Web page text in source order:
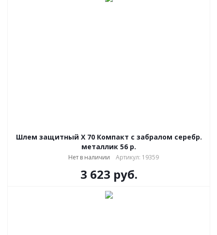
Шлем защитный Х 70 Компакт с забралом серебр.
металлик 56 р.
Нет в наличии Артикул: 19359
3 623 руб.